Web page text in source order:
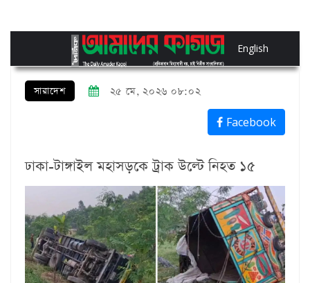
English
সারাদেশ ২৫ মে, ২০২৬ ০৮:০২
Facebook
ঢাকা-টাঙ্গাইল মহাসড়কে ট্রাক উল্টে নিহত ১৫